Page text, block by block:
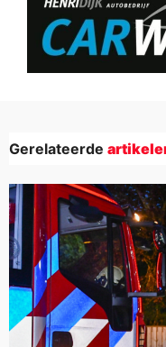
Gerelateerde